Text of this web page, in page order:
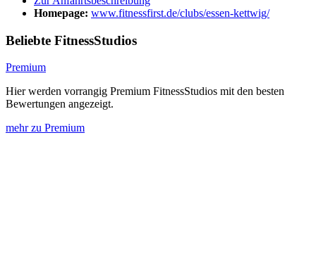
Homepage: www.fitnessfirst.de/clubs/essen-kettwig/
Beliebte FitnessStudios
Premium
Hier werden vorrangig Premium FitnessStudios mit den besten
Bewertungen angezeigt.
mehr zu Premium